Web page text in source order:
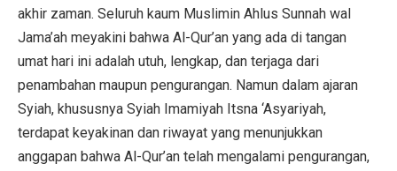
akhir zaman. Seluruh kaum Muslimin Ahlus Sunnah wal
Jama’ah meyakini bahwa Al-Qur’an yang ada di tangan
umat hari ini adalah utuh, lengkap, dan terjaga dari
penambahan maupun pengurangan. Namun dalam ajaran
Syiah, khususnya Syiah Imamiyah Itsna ‘Asyariyah,
terdapat keyakinan dan riwayat yang menunjukkan
anggapan bahwa Al-Qur’an telah mengalami pengurangan,